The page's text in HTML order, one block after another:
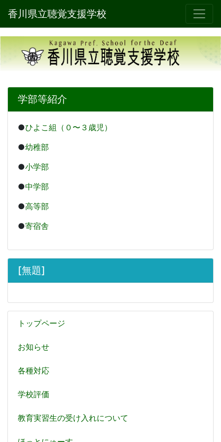
香川県立聴覚支援学校
トップページ
お知らせ
各種対応
学校評価
教育実習生の受け入れについて
学部等紹介
●ひよこ組（０〜３歳児）
●幼稚部
●小学部
●中学部
●高等部
●寄宿舎
[無題]